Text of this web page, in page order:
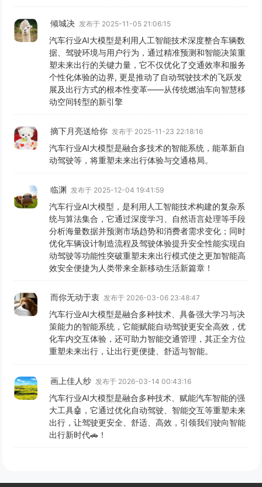
倾城决 发布于 2025-11-05 21:06:15
汽车行业AI大模型是利用人工智能技术深度整合车辆数
据、驾驶环境与用户行为，通过精准预测和智能决策重
塑未来出行的关键力量，它不仅优化了交通效率和服务
个性化体验的边界, 更是推动了自动驾驶技术的飞跃发
展及出行方式的根本性变革——从传统燃油车向智慧移
动空间转型的新引擎
摘下月亮送给你 发布于 2025-11-23 22:18:16
汽车行业AI大模型是融合多技术的智能系统，能革新自
动驾驶等，将重塑未来出行体验与交通格局。
临渊 发布于 2025-12-04 19:41:59
汽车行业AI大模型，是利用人工智能技术构建的复杂系
统与算法集合，它通过深度学习、自然语言处理等手段
分析海量数据并预测市场趋势和消费者需求变化；同时
优化车辆设计制造流程及驾驶体验提升安全性能实现自
动驾驶等功能性突破重塑未来出行模式使之更加智能高
效安全便捷为人类带来全新移动生活新篇章！
而你无动于衷 发布于 2026-03-06 23:48:47
汽车行业AI大模型是融合多种技术、具备强大学习与决
策能力的智能系统，它能赋能自动驾驶更安全高效，优
化车内交互体验，还可助力智能交通管理，其正全方位
重塑未来出行，让出行更便捷、舒适与智能。
画上佳人纱 发布于 2026-03-14 00:43:16
汽车行业AI大模型是融合多种技术、赋能汽车智能的强
大工具🤖，它通过优化自动驾驶、智能交互等重塑未来
出行，让驾驶更安全、舒适、高效，引领我们驶向智能
出行新时代🚗！